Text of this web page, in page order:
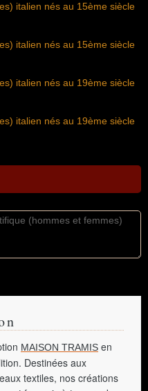
italien nés au 15ème siècle
italien nés au 15ème siècle
italien nés au 19ème siècle
italien nés au 19ème siècle
MAISON TRAMIS en
Destinées aux
textiles, nos créations